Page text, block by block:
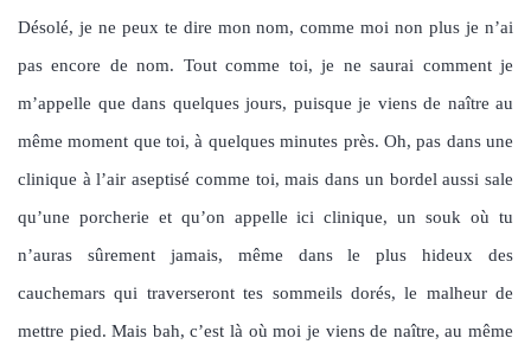
Désolé, je ne peux te dire mon nom, comme moi non plus je n’ai
pas encore de nom. Tout comme toi, je ne saurai comment je
m’appelle que dans quelques jours, puisque je viens de naître au
même moment que toi, à quelques minutes près. Oh, pas dans une
clinique à l’air aseptisé comme toi, mais dans un bordel aussi sale
qu’une porcherie et qu’on appelle ici clinique, un souk où tu
n’auras sûrement jamais, même dans le plus hideux des
cauchemars qui traverseront tes sommeils dorés, le malheur de
mettre pied. Mais bah, c’est là où moi je viens de naître, au même